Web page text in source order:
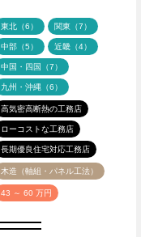
東北（6） 関東（7）
中部（5） 近畿（4）
中国・四国（7）
九州・沖縄（6）
高気密高断熱の工務店
ローコストな工務店
長期優良住宅対応工務店
木造（軸組・パネル工法）
43 ～ 60 万円